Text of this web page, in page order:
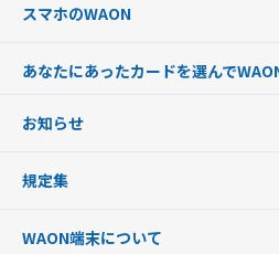
スマホのWAON
あなたにあったカードを選んで
フードバンク応援WAON
ご当地WAON
G.G WAON
お知らせ
規定集
WAON端末について